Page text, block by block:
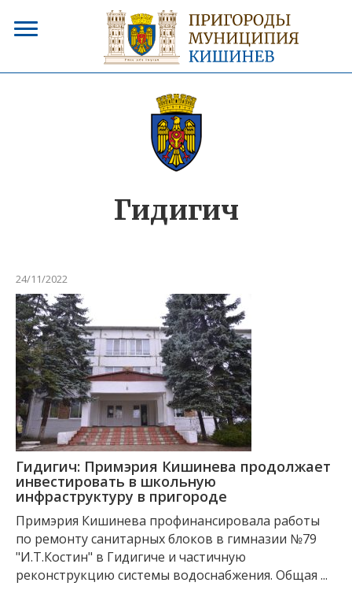
Гидигич
24/11/2022
Гидигич: Примэрия Кишинева продолжает
инвестировать в школьную
инфраструктуру в пригороде
Примэрия Кишинева профинансировала работы
по ремонту санитарных блоков в гимназии №79
"И.Т.Костин" в Гидигиче и частичную
реконструкцию системы водоснабжения. Общая ...